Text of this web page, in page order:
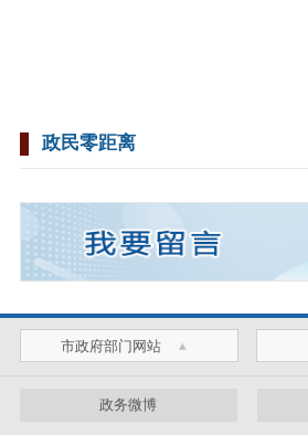
政民零距离
市政府部门网站
政务微博